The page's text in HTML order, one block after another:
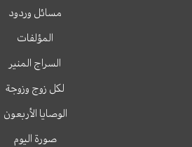
مسائل وردود
المؤلفات
السراج المنير
لكل زوج وزوجة
الوصايا الأربعون
صورة اليوم